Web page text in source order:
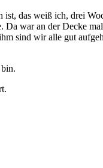
das weiß ich, drei
war an der Decke
sind wir alle gut